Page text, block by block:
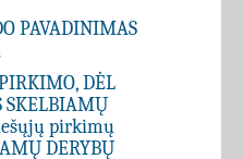
PAVADINIMAS
DĖL
SKELBIAMŲ
pirkimų
DERYBŲ